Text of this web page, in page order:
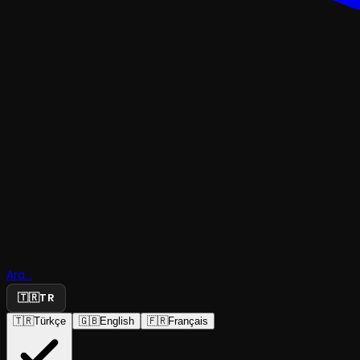
Ara...
🇹🇷TR
🇹🇷Türkçe 🇬🇧English 🇫🇷Français
Çilek